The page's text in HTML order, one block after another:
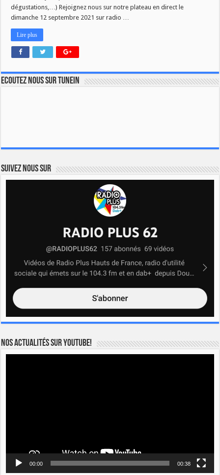
dégustations,…) Rejoignez nous sur notre plateau en direct le
dimanche 12 septembre 2021 sur radio …
Lire plus
Ecoutez nous sur TuneIn
Suivez nous sur
Nos actualités sur YOUTUBE!
00:00 00:38